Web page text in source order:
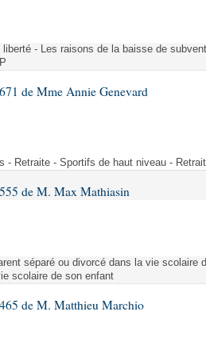
des lois
liberté - Les raisons de la baisse de
de Mme Annie Genevard
- Retraite - Sportifs de haut niveau -
de M. Max Mathiasin
séparé ou divorcé dans la vie scolaire
scolaire de son enfant
de M. Matthieu Marchio